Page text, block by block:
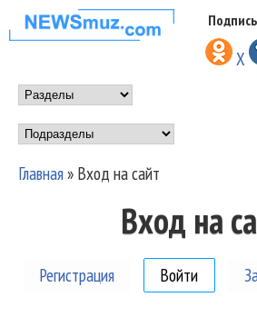
Перейти к
содержанию
НОВОСТИ
МУЗЫКИ И
ШОУ БИЗНЕСА
NEWSMUZ.COM
X
Main menu
Подразделы
Вы здесь
Главная» Вход на сайт
Вход на
Регистрация Войти